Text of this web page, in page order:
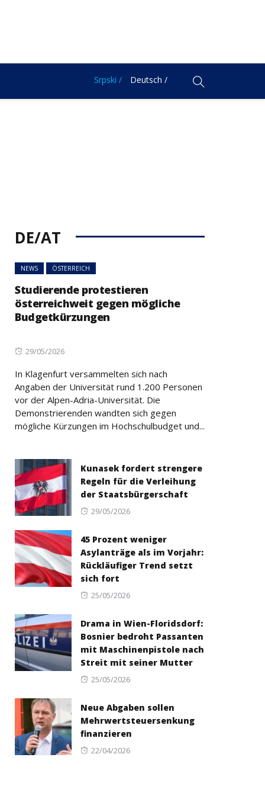
Srpski / Deutsch /
DE/AT
NEWS ÖSTERREICH
Studierende protestieren
österreichweit gegen mögliche
Budgetkürzungen
Posted
29/05/2026
In Klagenfurt versammelten sich nach
Angaben der Universität rund 1.200 Personen
vor der Alpen-Adria-Universität. Die
Demonstrierenden wandten sich gegen
mögliche Kürzungen im Hochschulbudget und...
Kunasek fordert strengere
Regeln für die Verleihung
der Staatsbürgerschaft
Posted
29/05/2026
45 Prozent weniger
Asylanträge als im Vorjahr:
Rückläufiger Trend setzt
sich fort
Posted
25/05/2026
Drama in Wien-Floridsdorf:
Bosnier bedroht Passanten
mit Maschinenpistole nach
Streit mit seiner Mutter
Posted
25/05/2026
Neue Abgaben sollen
Mehrwertsteuersenkung
finanzieren
Posted
22/04/2026